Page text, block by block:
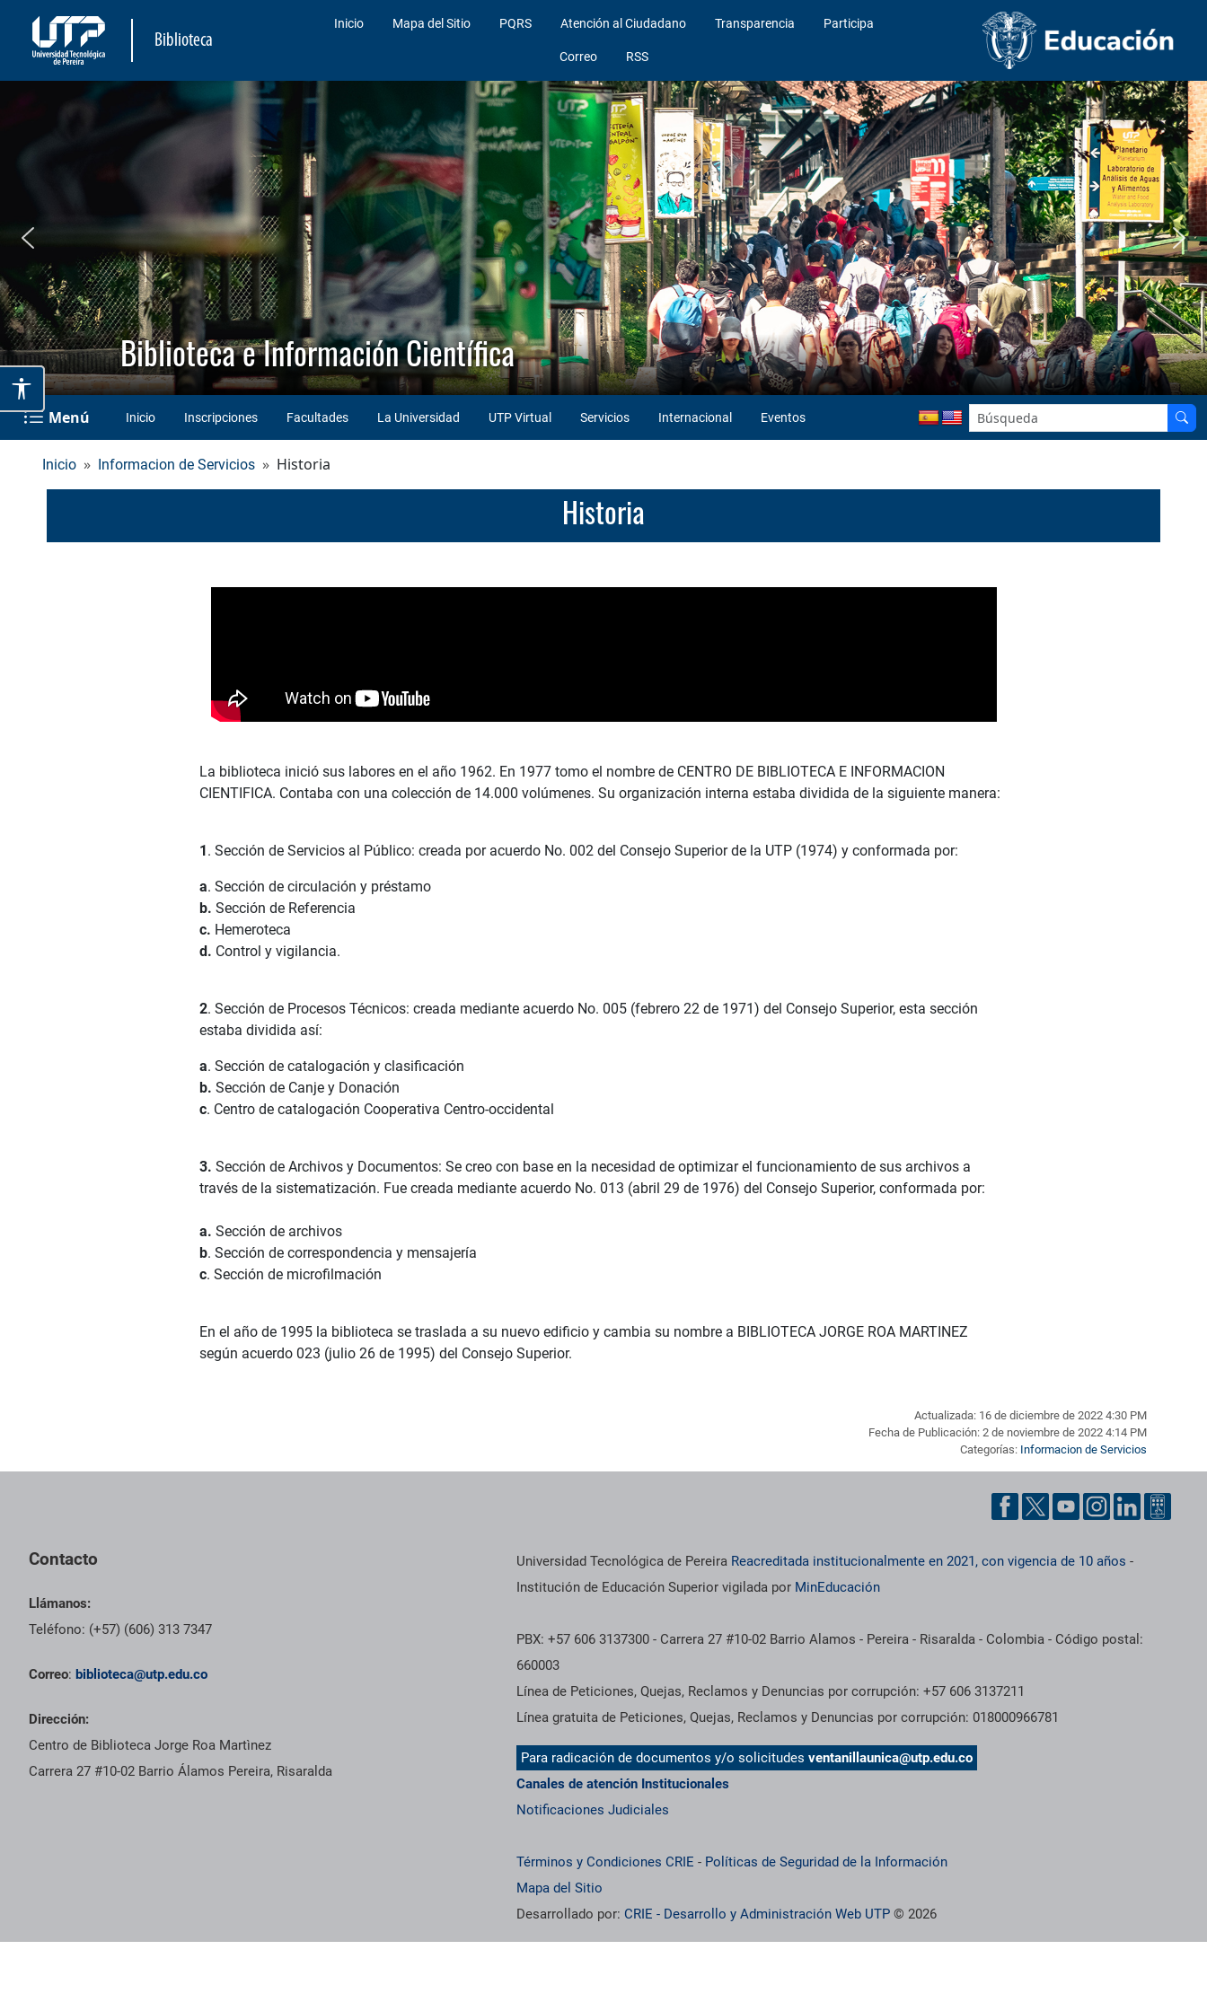
Biblioteca
Inicio Mapa del Sitio PQRS Atención al Ciudadano Transparencia Participa
Correo RSS
Biblioteca e Información Científica
Menú Inicio Inscripciones Facultades La Universidad UTP Virtual Servicios Internacional Eventos
Inicio Informacion de Servicios Historia
Historia
La biblioteca inició sus labores en el año 1962. En 1977 tomo el nombre de CENTRO DE BIBLIOTECA E INFORMACION
CIENTIFICA. Contaba con una colección de 14.000 volúmenes. Su organización interna estaba dividida de la siguiente manera:
1. Sección de Servicios al Público: creada por acuerdo No. 002 del Consejo Superior de la UTP (1974) y conformada por:
a. Sección de circulación y préstamo
b. Sección de Referencia
c. Hemeroteca
d. Control y vigilancia.
2. Sección de Procesos Técnicos: creada mediante acuerdo No. 005 (febrero 22 de 1971) del Consejo Superior, esta sección
estaba dividida así:
a. Sección de catalogación y clasificación
b. Sección de Canje y Donación
c. Centro de catalogación Cooperativa Centro-occidental
3. Sección de Archivos y Documentos: Se creo con base en la necesidad de optimizar el funcionamiento de sus archivos a
través de la sistematización. Fue creada mediante acuerdo No. 013 (abril 29 de 1976) del Consejo Superior, conformada por:
a. Sección de archivos
b. Sección de correspondencia y mensajería
c. Sección de microfilmación
En el año de 1995 la biblioteca se traslada a su nuevo edificio y cambia su nombre a BIBLIOTECA JORGE ROA MARTINEZ
según acuerdo 023 (julio 26 de 1995) del Consejo Superior.
Actualizada: 16 de diciembre de 2022 4:30 PM
Fecha de Publicación: 2 de noviembre de 2022 4:14 PM
Categorías: Informacion de Servicios
Contacto
Llámanos:
Teléfono: (+57) (606) 313 7347
Correo: biblioteca@utp.edu.co
Dirección:
Centro de Biblioteca Jorge Roa Martìnez
Carrera 27 #10-02 Barrio Álamos Pereira, Risaralda
Información institucional
Universidad Tecnológica de Pereira Reacreditada institucionalmente en 2021, con vigencia de 10 años -
Institución de Educación Superior vigilada por MinEducación
PBX: +57 606 3137300 - Carrera 27 #10-02 Barrio Alamos - Pereira - Risaralda - Colombia - Código postal:
660003
Línea de Peticiones, Quejas, Reclamos y Denuncias por corrupción: +57 606 3137211
Línea gratuita de Peticiones, Quejas, Reclamos y Denuncias por corrupción: 018000966781
Para radicación de documentos y/o solicitudesventanillaunica@utp.edu.co
Canales de atención Institucionales
Notificaciones Judiciales
Términos y Condiciones CRIE - Políticas de Seguridad de la Información
Mapa del Sitio
Desarrollado por:CRIE - Desarrollo y Administración Web UTP © 2026